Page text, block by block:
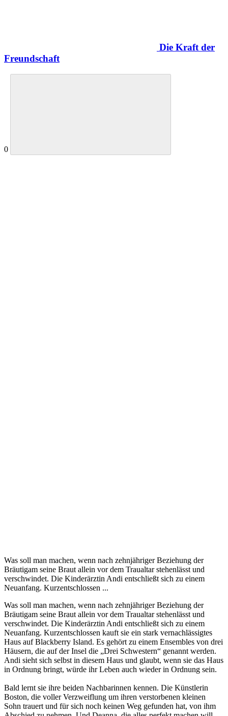
Die Kraft der
Freundschaft
0
Was soll man machen, wenn nach zehnjähriger Beziehung der
Bräutigam seine Braut allein vor dem Traualtar stehenlässt und
verschwindet. Die Kinderärztin Andi entschließt sich zu einem
Neuanfang. Kurzentschlossen ...
Was soll man machen, wenn nach zehnjähriger Beziehung der
Bräutigam seine Braut allein vor dem Traualtar stehenlässt und
verschwindet. Die Kinderärztin Andi entschließt sich zu einem
Neuanfang. Kurzentschlossen kauft sie ein stark vernachlässigtes
Haus auf Blackberry Island. Es gehört zu einem Ensembles von drei
Häusern, die auf der Insel die „Drei Schwestern“ genannt werden.
Andi sieht sich selbst in diesem Haus und glaubt, wenn sie das Haus
in Ordnung bringt, würde ihr Leben auch wieder in Ordnung sein.
Bald lernt sie ihre beiden Nachbarinnen kennen. Die Künstlerin
Boston, die voller Verzweiflung um ihren verstorbenen kleinen
Sohn trauert und für sich noch keinen Weg gefunden hat, von ihm